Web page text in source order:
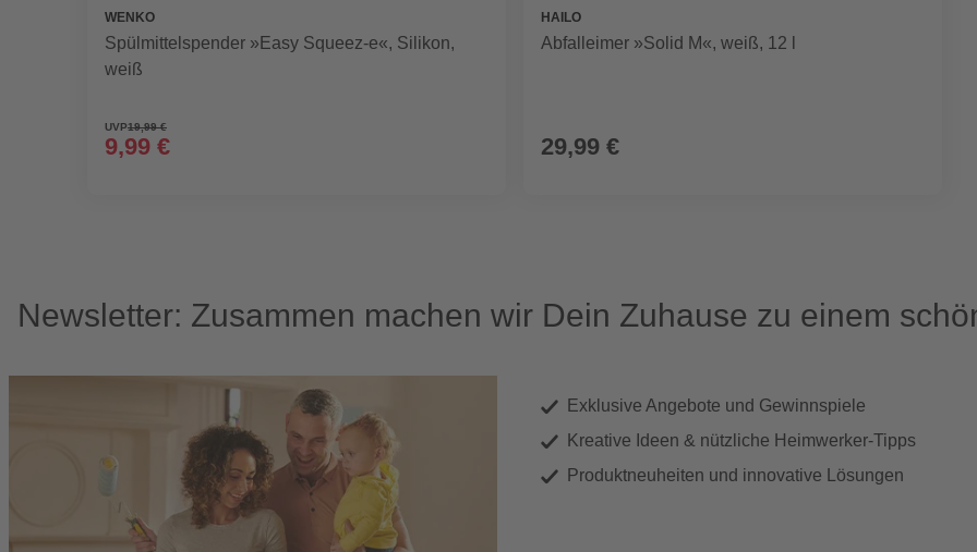
WENKO
Spülmittelspender »Easy Squeez-e«, Silikon,
weiß
UVP19,99 €
9,99 €
HAILO
Abfalleimer »Solid M«, weiß, 12 l
29,99 €
Newsletter: Zusammen machen wir Dein Zuhause zu einem
Exklusive Angebote und Gewinnspiele
Kreative Ideen & nützliche Heimwerker-Tipps
Produktneuheiten und innovative Lösungen